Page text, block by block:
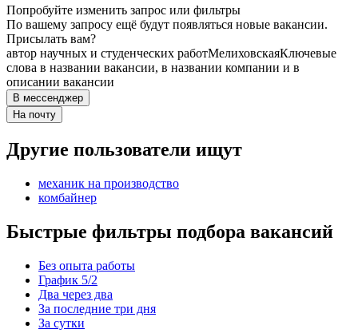
Попробуйте изменить запрос или фильтры
По вашему запросу ещё будут появляться новые вакансии.
Присылать вам?
автор научных и студенческих работМелиховскаяКлючевые
слова в названии вакансии, в названии компании и в
описании вакансии
В мессенджер
На почту
Другие пользователи ищут
механик на производство
комбайнер
Быстрые фильтры подбора вакансий
Без опыта работы
График 5/2
Два через два
За последние три дня
За сутки